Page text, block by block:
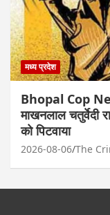
मध्य प्रदेश
Bhopal Cop
माखनलाल चतुर्वेदी
को पिटवाया
2026-08-06 The